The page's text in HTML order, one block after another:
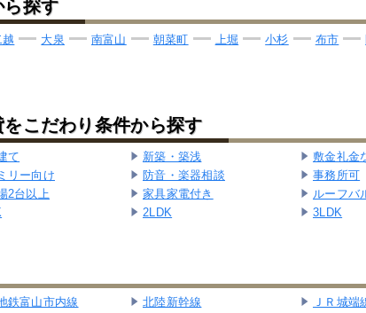
ら探す
越 大泉 南富山 朝菜町 上堀 小杉 布市
こだわり条件から探す
て 新築・築浅 敷金礼金
リー向け 防音・楽器相談 事務所可
2台以上 家具家電付き ルーフバ
2LDK 3LDK
鉄富山市内線 北陸新幹線 ＪＲ城端